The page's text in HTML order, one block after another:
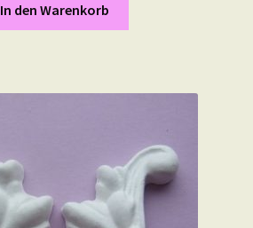
In den Warenkorb